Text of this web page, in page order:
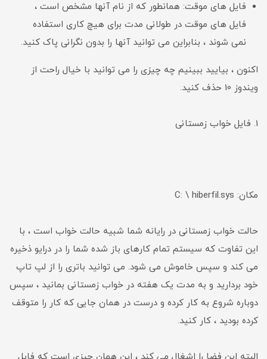
فایل های موقت: همانطور که از نام آنها مشخص است ،
فایل های موقت در طولانی مدت برای هیچ کاری استفاده
نمی شوند ، بنابراین می توانید آنها را بدون نگرانی پاک کنید.
اکنون ، بیایید ببینیم چه چیزی را می توانید با خیال راحت از
ویندوز 10 حذف کنید.
1. فایل خواب زمستانی
مکان: C: \ hiberfil.sys
حالت خواب زمستانی در رایانه شما شبیه حالت خواب است ، با
این تفاوت که سیستم تمام کارهای باز شده شما را در درایو ذخیره
می کند و سپس خاموش می شود. می توانید باتری را از لپ تاپ
خود بردارید و به مدت یک هفته در خواب زمستانی بمانید ، سپس
دوباره شروع به کار کرده و درست در همان جایی که کار را متوقف
کرده بودید ، کار کنید.